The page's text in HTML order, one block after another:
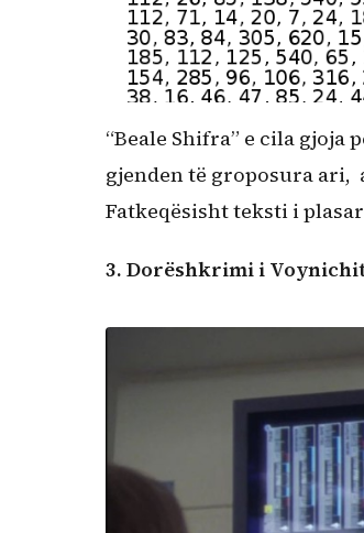
“Beale Shifra” e cila
gjenden të groposura
Fatkeqësisht teksti i
3. Dorëshkrimi i Voynichit